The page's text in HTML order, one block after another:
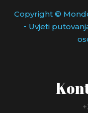
Copyright ©
- Uvjeti